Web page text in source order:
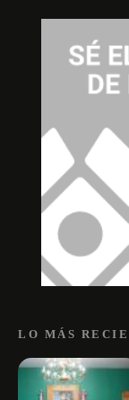
LO MÁS